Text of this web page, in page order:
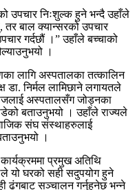
उपचार निःशुल्क हुने भन्दै उहाँले
तर बाल क्यान्सरको उपचार
गर्दछौं ।” उहाँले बच्चाको
।
लागि अस्पतालका तत्कालिन
डा. निर्मल लामिछाने लगायतले
अस्पतालसँग जोड्नका
बताउनुभयो । उहाँले राज्यले
संघ संस्थाहरुलाई
।
प्रमुख अतिथि
यो घरको सही सदुपयोग हुने
ढंगबाट सञ्चालन गर्नुहुनेछ भन्ने